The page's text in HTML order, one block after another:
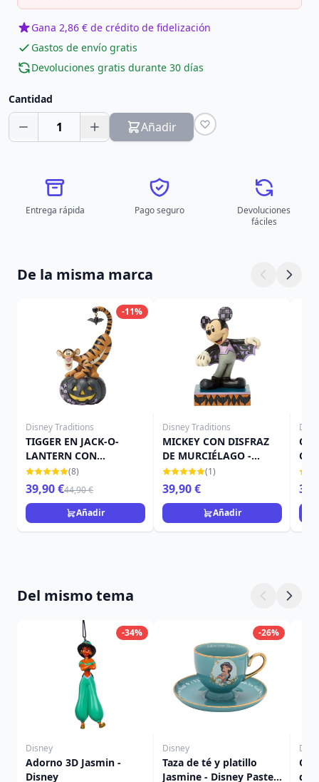
Gana 2,86 € de crédito de fidelización
Gastos de envío gratis
Devoluciones gratis durante 30 días
Cantidad
1 Añadir
Entrega rápida Pago seguro
Devoluciones
fáciles
De la misma marca
-11%
Disney Traditions
TIGGER EN JACK-O-
LANTERN CON
MURCIÉLAGO - DISNEY
TRADITIONS
(8)
39,90 €44,90 €
Añadir
Disney Traditions
MICKEY CON DISFRAZ
DE MURCIÉLAGO -
DISNEY TRADITIONS
(1)
39,90 €
Añadir
Del mismo tema
-34%
Disney
Adorno 3D Jasmin -
Disney
-26%
Disney
Taza de té y platillo
Jasmine - Disney Pastel